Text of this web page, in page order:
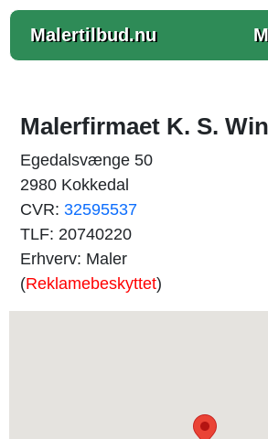
Malertilbud.nu
Malerfirmaet K. S.
Egedalsvænge 50
2980 Kokkedal
CVR: 32595537
TLF: 20740220
Erhverv: Maler
(Reklamebeskyttet)